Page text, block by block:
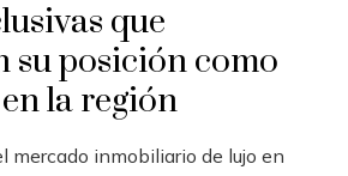
que
su posición como
la región
mercado inmobiliario de lujo en